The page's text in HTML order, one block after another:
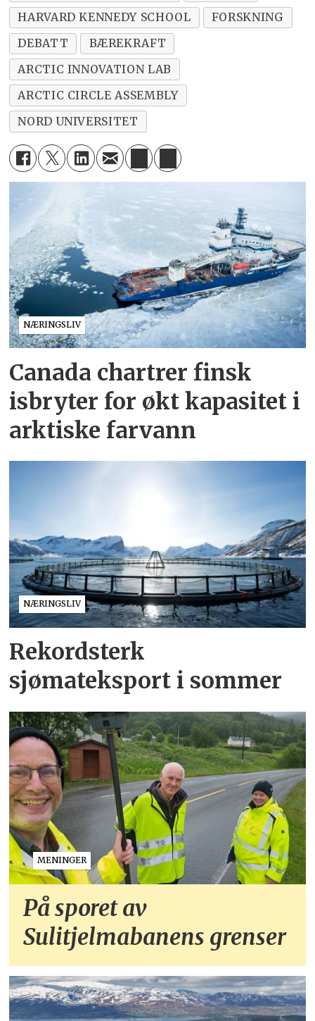
HARVARD KENNEDY SCHOOL
FORSKNING
DEBATT
BÆREKRAFT
ARCTIC INNOVATION LAB
ARCTIC CIRCLE ASSEMBLY
NORD UNIVERSITET
NÆRINGSLIV
Canada chartrer finsk
isbryter for økt kapasitet i
arktiske farvann
NÆRINGSLIV
Rekordsterk
sjømateksport i sommer
MENINGER
På sporet av
Sulitjelmabanens grenser